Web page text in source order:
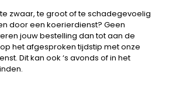
zwaar, te groot of te schadegevoelig
door een koerierdienst? Geen
jouw bestelling dan tot aan de
het afgesproken tijdstip met onze
Dit kan ook ‘s avonds of in het